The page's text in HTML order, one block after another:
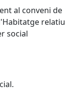
al conveni de
relatiu
social